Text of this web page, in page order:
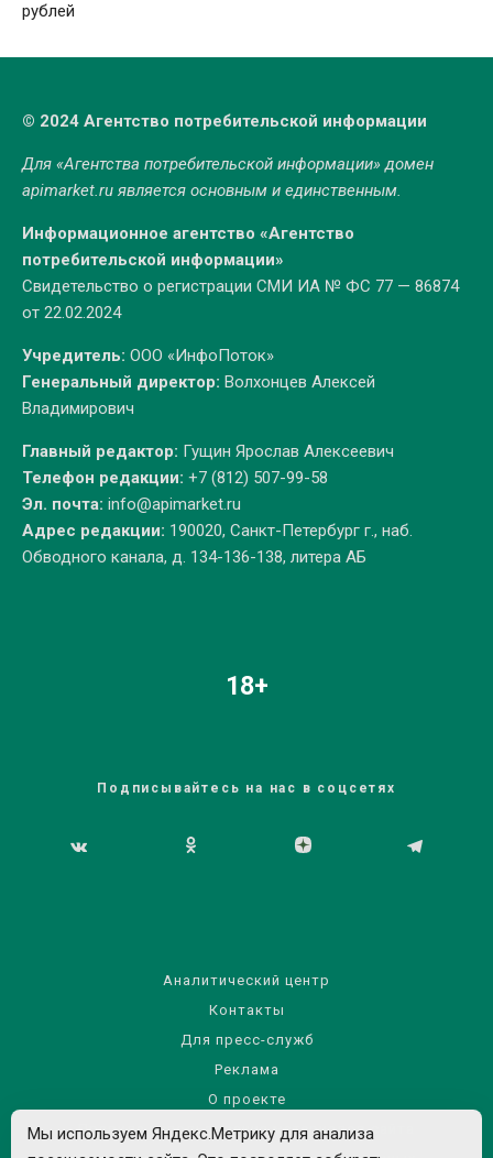
рублей
© 2024 Агентство потребительской информации
Для «Агентства потребительской информации» домен
apimarket.ruявляется основным и единственным.
Информационное агентство «Агентство
потребительской информации»
Свидетельство о регистрации СМИ ИА № ФС 77 — 86874
от 22.02.2024
Учредитель: ООО «ИнфоПоток»
Генеральный директор: Волхонцев Алексей
Владимирович
Главный редактор: Гущин Ярослав Алексеевич
Телефон редакции: +7 (812) 507-99-58
Эл. почта: info@apimarket.ru
Адрес редакции: 190020, Санкт-Петербург г., наб.
Обводного канала, д. 134-136-138, литера АБ
18+
Подписывайтесь на нас в соцсетях
Аналитический центр
Контакты
Для пресс-служб
Реклама
О проекте
Правила использования материалов сайта
Мы используем Яндекс.Метрику для анализа